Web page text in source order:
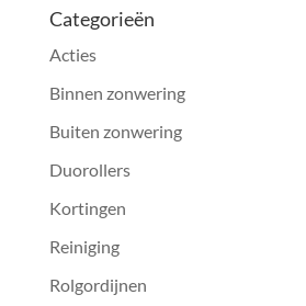
Categorieën
Acties
Binnen zonwering
Buiten zonwering
Duorollers
Kortingen
Reiniging
Rolgordijnen